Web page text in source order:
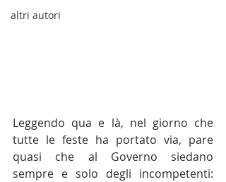
altri autori
Leggendo qua e là, nel giorno che
tutte le feste ha portato via, pare
quasi che al Governo siedano
sempre e solo degli incompetenti: